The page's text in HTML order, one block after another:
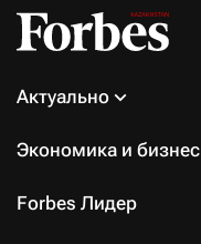
Актуально
Экономика и бизнес
Forbes Лидер